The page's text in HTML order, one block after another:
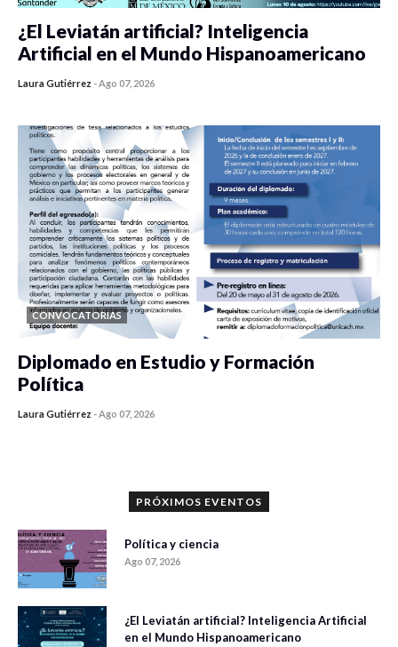
¿El Leviatán artificial? Inteligencia
Artificial en el Mundo Hispanoamericano
Laura Gutiérrez -Ago 07, 2026
CONVOCATORIAS
Diplomado en Estudio y Formación
Política
Laura Gutiérrez -Ago 07, 2026
PRÓXIMOS EVENTOS
Política y ciencia
Ago 07, 2026
¿El Leviatán artificial? Inteligencia Artificial
en el Mundo Hispanoamericano